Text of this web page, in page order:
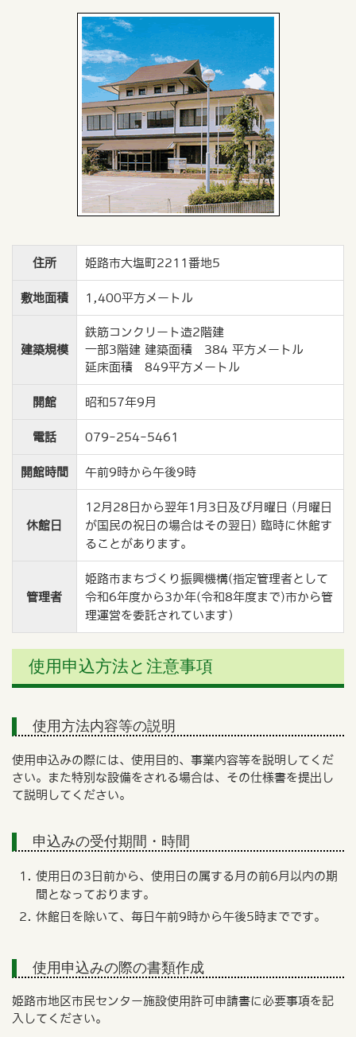
住所 姫路市大塩町2211番地5
敷地面積 1,400平方メートル
建築規模
鉄筋コンクリート造2階建
一部3階建 建築面積 384 平方メートル
延床面積 849平方メートル
開館 昭和57年9月
電話 079-254-5461
開館時間 午前9時から午後9時
休館日
12月28日から翌年1月3日及び月曜日 (月曜日
が国民の祝日の場合はその翌日) 臨時に休館す
ることがあります。
管理者
姫路市まちづくり振興機構(指定管理者として
令和6年度から3か年(令和8年度まで)市から管
理運営を委託されています）
使用申込方法と注意事項
使用方法内容等の説明
使用申込みの際には、使用目的、事業内容等を説明してくだ
さい。また特別な設備をされる場合は、その仕様書を提出し
て説明してください。
申込みの受付期間・時間
使用日の3日前から、使用日の属する月の前6月以内の期
間となっております。
休館日を除いて、毎日午前9時から午後5時までです。
使用申込みの際の書類作成
姫路市地区市民センター施設使用許可申請書に必要事項を記
入してください。